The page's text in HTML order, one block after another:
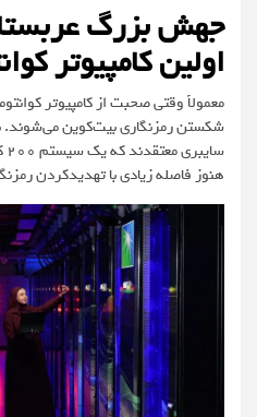
جهش بزرگ
اولین کامپیوتر
معمولاً وقتی صحبت از کامپیوتر
شکستن رمزنگاری بیت‌کوین می‌شوند.
هنوز فاصله زیادی با تهدیدکردن